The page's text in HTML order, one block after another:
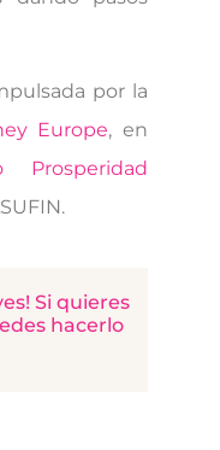
por la
Europe, en
Prosperidad
Si quieres
hacerlo